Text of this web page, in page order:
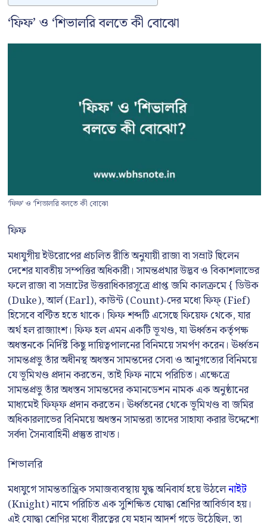
‘ফিফ’ ও ‘শিভালরি বলতে কী বোঝো
‘ফিফ’ ও ‘শিভালরি বলতে কী বোঝো
ফিফ
মধ্যযুগীয় ইউরোপের প্রচলিত রীতি অনুযায়ী রাজা বা সম্রাট ছিলেন
দেশের যাবতীয় সম্পত্তির অধিকারী। সামন্তপ্রথার উদ্ভব ও বিকাশলাভের
ফলে রাজা বা সম্রাটের উত্তরাধিকারসূত্রে প্রাপ্ত জমি কালক্রমে { ডিউক
(Duke), আর্ল (Earl), কাউন্ট (Count)-দের মধ্যে ফিফ্ (Fief)
হিসেবে বণ্টিত হতে থাকে। ফিফ শব্দটি এসেছে ফিয়েফ থেকে, যার
অর্থ হল রাজ্যাংশ। ফিফ হল এমন একটি ভূখণ্ড, যা ঊর্ধ্বতন কর্তৃপক্ষ
অধস্তনকে নির্দিষ্ট কিছু দায়িত্বপালনের বিনিময়ে সমর্পণ করেন। ঊর্ধ্বতন
সামন্তপ্রভু তাঁর অধীনস্থ অধস্তন সামন্তদের সেবা ও আনুগত্যের বিনিময়ে
যে ভূমিখণ্ড প্রদান করতেন, তাই ফিফ নামে পরিচিত। এক্ষেত্রে
সামন্তপ্রভু তাঁর অধস্তন সামন্তদের কমানডেশন নামক এক অনুষ্ঠানের
মাধ্যমেই ফিফ্ফ প্রদান করতেন। ঊর্ধ্বতনের থেকে ভূমিখণ্ড বা জমির
অধিকারলাভের বিনিময়ে অধস্তন সামন্তরা তাদের সাহায্য করার উদ্দেশ্যে
সর্বদা সৈন্যবাহিনী প্রস্তুত রাখত।
শিভালরি
মধ্যযুগে সামন্ততান্ত্রিক সমাজব্যবস্থায় যুদ্ধ অনিবার্য হয়ে উঠলেনাইট
(Knight) নামে পরিচিত এক সুশিক্ষিত যোদ্ধা শ্রেণির আবির্ভাব হয়।
এই যোদ্ধা শ্রেণির মধ্যে বীরত্বের যে মহান আদর্শ গড়ে উঠেছিল, তা